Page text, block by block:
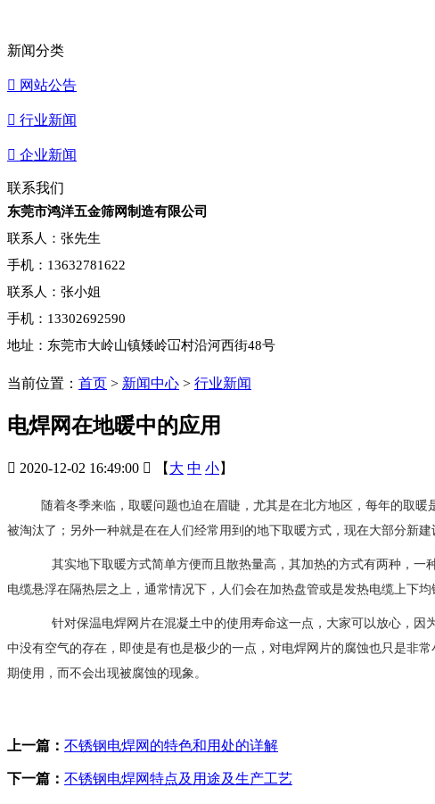
新闻分类
 网站公告
 行业新闻
 企业新闻
联系我们
东莞市鸿洋五金筛网制造有限公司
联系人：张先生
手机：13632781622
联系人：张小姐
手机：13302692590
地址：东莞市大岭山镇矮岭冚村沿河西街48号
当前位置： 首页 > 新闻中心 > 行业新闻
电焊网在地暖中的应用
 2020-12-02 16:49:00  【 大 中 小】
随着冬季来临，取暖问题也迫在眉睫，尤其是在北方地区，每年的取
被淘汰了；另外一种就是在在人们经常用到的地下取暖方式，现在大部分新
其实地下取暖方式简单方便而且散热量高，其加热的方式有两种，一
电缆悬浮在隔热层之上，通常情况下，人们会在加热盘管或是发热电缆上下
针对保温电焊网片在混凝土中的使用寿命这一点，大家可以放心，因
中没有空气的存在，即使是有也是极少的一点，对电焊网片的腐蚀也只是非
期使用，而不会出现被腐蚀的现象。
上一篇： 不锈钢电焊网的特色和用处的详解
下一篇： 不锈钢电焊网特点及用途及生产工艺